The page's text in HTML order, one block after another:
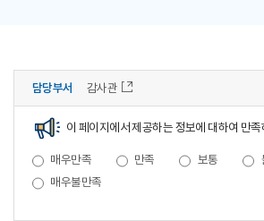
담당부서 감사관
이 페이지에서 제공하는 정보에 대하여 만
매우만족 만족 보통
매우불만족